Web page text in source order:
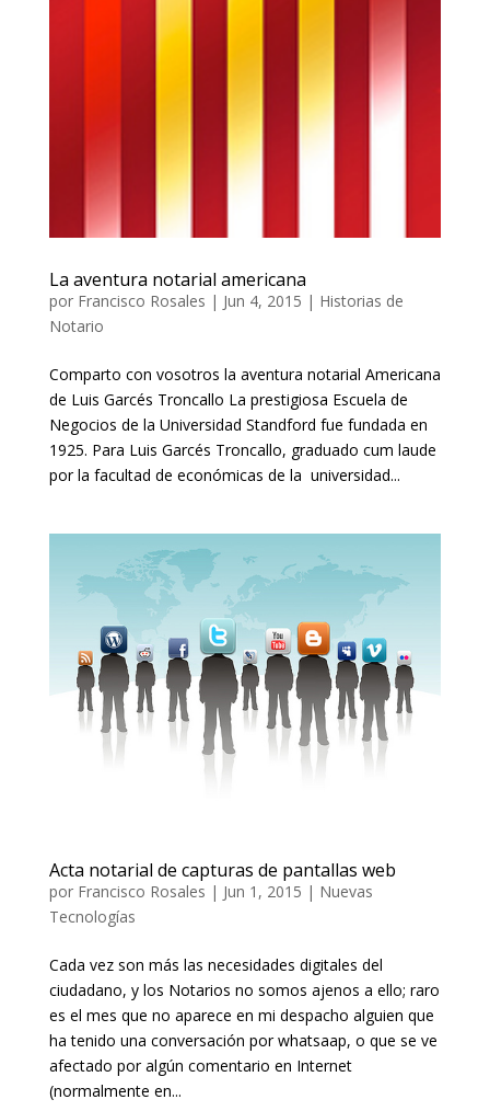
La aventura notarial americana
por Francisco Rosales | Jun 4, 2015 | Historias de
Notario
Comparto con vosotros la aventura notarial Americana
de Luis Garcés Troncallo La prestigiosa Escuela de
Negocios de la Universidad Standford fue fundada en
1925. Para Luis Garcés Troncallo, graduado cum laude
por la facultad de económicas de la universidad...
Acta notarial de capturas de pantallas web
por Francisco Rosales | Jun 1, 2015 | Nuevas
Tecnologías
Cada vez son más las necesidades digitales del
ciudadano, y los Notarios no somos ajenos a ello; raro
es el mes que no aparece en mi despacho alguien que
ha tenido una conversación por whatsaap, o que se ve
afectado por algún comentario en Internet
(normalmente en...